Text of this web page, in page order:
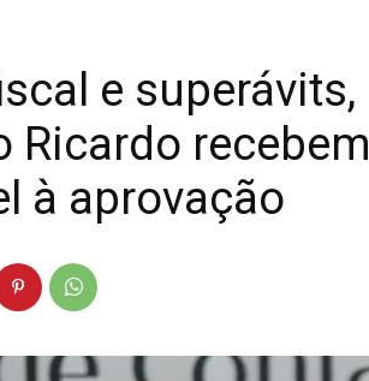
e superávits,
Ricardo recebem
à aprovação